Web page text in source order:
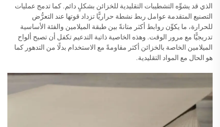
الذي قد يشوِّه التشطيبات التقليدية للخزائن بشكلٍ دائم. كما تدمج عمليات
التصنيع المتقدمة عوامل ربط نشطة حراريًّا تزداد قوتها عند التعرُّض
للحرارة، ما يكوِّن روابط أكثر متانةً بين طبقة الميلامين والفئة الأساسية
تدريجيًّا مع مرور الوقت. وهذه الخاصية ذاتية التدعيم تكفل أن تصبح ألواح
الميلامين الخاصة بالخزائن أكثر مقاومةً مع الاستخدام بدلًا من التدهور كما
هو الحال مع المواد التقليدية.